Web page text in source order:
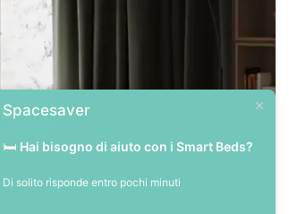
Spacesaver
🛏️ Hai bisogno di aiuto con i Smart Beds?
Di solito risponde entro pochi minuti